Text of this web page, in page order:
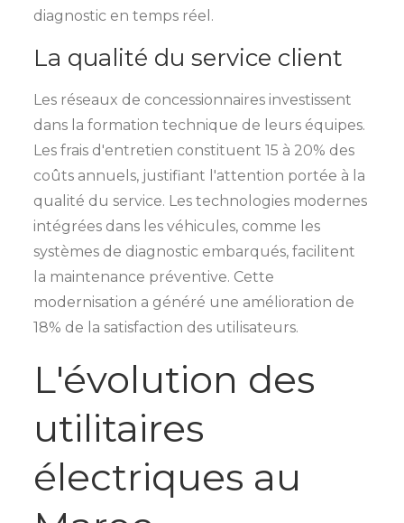
diagnostic en temps réel.
La qualité du service client
Les réseaux de concessionnaires investissent
dans la formation technique de leurs équipes.
Les frais d'entretien constituent 15 à 20% des
coûts annuels, justifiant l'attention portée à la
qualité du service. Les technologies modernes
intégrées dans les véhicules, comme les
systèmes de diagnostic embarqués, facilitent
la maintenance préventive. Cette
modernisation a généré une amélioration de
18% de la satisfaction des utilisateurs.
L'évolution des
utilitaires
électriques au